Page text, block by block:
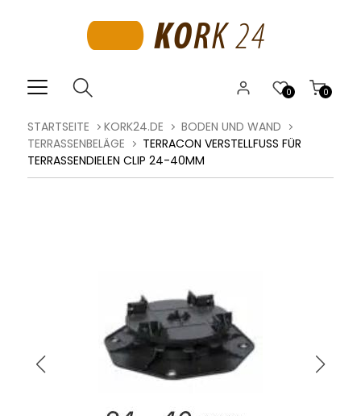
0
0
STARTSEITE KORK24.DE
BODEN UND WAND
TERRASSENBELÄGE
TERRACON VERSTELLFUSS FÜR T
ERRASSENDIELEN CLIP 24-40MM